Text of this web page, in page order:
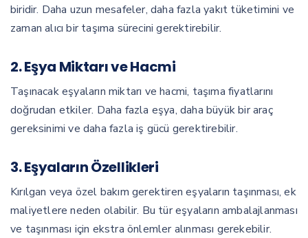
biridir. Daha uzun mesafeler, daha fazla yakıt tüketimini ve
zaman alıcı bir taşıma sürecini gerektirebilir.
2. Eşya Miktarı ve Hacmi
Taşınacak eşyaların miktarı ve hacmi, taşıma fiyatlarını
doğrudan etkiler. Daha fazla eşya, daha büyük bir araç
gereksinimi ve daha fazla iş gücü gerektirebilir.
3. Eşyaların Özellikleri
Kırılgan veya özel bakım gerektiren eşyaların taşınması, ek
maliyetlere neden olabilir. Bu tür eşyaların ambalajlanması
ve taşınması için ekstra önlemler alınması gerekebilir.